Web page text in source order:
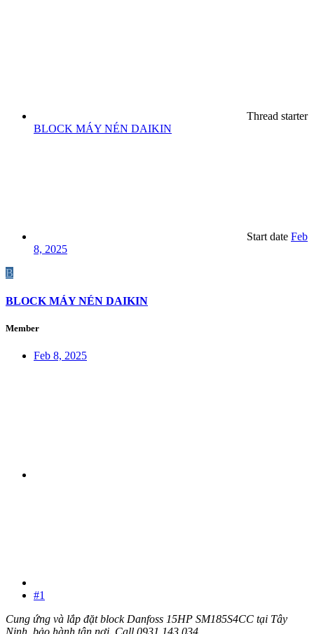
Thread starter
BLOCK MÁY NÉN DAIKIN
Start date Feb
8, 2025
B
BLOCK MÁY NÉN DAIKIN
Member
Feb 8, 2025
#1
Cung ứng và lắp đặt block Danfoss 15HP SM185S4CC tại Tây
Ninh, bảo hành tận nơi. Call 0931 143 034